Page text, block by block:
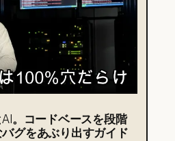
。コードベースを段階
グをあぶり出すガイド